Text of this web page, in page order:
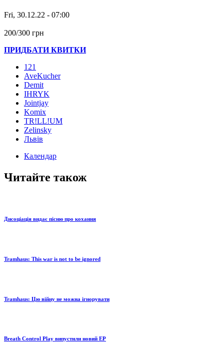
Fri, 30.12.22 - 07:00
200/300 грн
ПРИДБАТИ КВИТКИ
121
AveKucher
Demit
IHRYK
Jointjay
Komix
TR!LL!UM
Zelinsky
Львів
Календар
Читайте також
Дисоціація видає пісню про кохання
Tramhaus: Тhis war is not to be ignored
Tramhaus: Цю війну не можна ігнорувати
Breath Control Play випустили новий EP